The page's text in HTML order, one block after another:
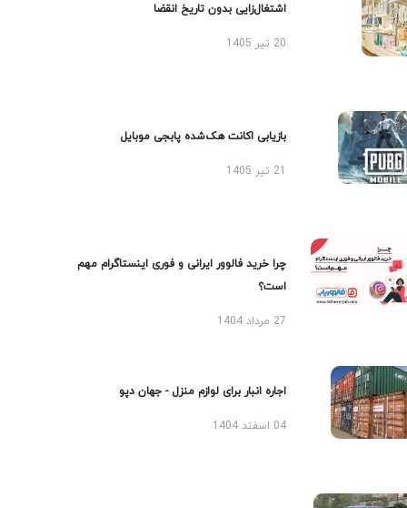
اشتغال‌زایی بدون تاریخ انقضا
20 تیر 1405
بازیابی اکانت هک‌شده پابجی موبایل
چرا خرید فالوور ایرانی و فوری اینستاگرام مهم
است؟
27 مرداد 1404
اجاره انبار برای لوازم منزل - جهان دپو
04 اسفند 1404